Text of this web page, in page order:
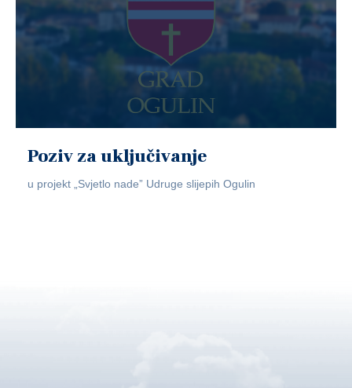
Poziv za uključivanje
u projekt „Svjetlo nade” Udruge slijepih Ogulin